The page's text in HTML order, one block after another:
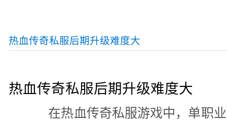
热血传奇私服后期升级难度大
热血传奇私服后期升级难度大
在热血传奇私服游戏中，单职业